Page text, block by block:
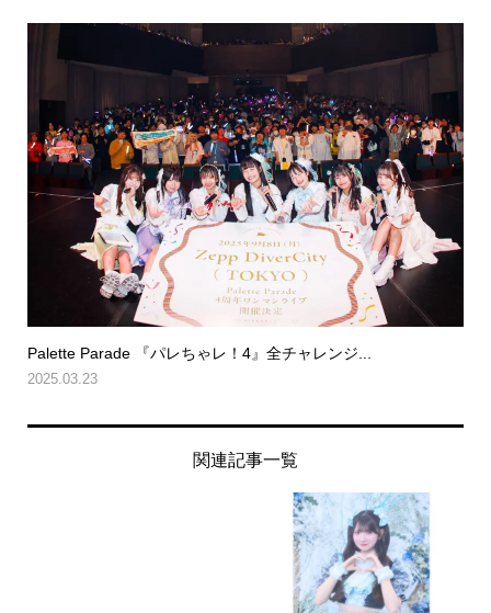
Palette Parade 『パレちゃレ！4』全チャレンジ...
2025.03.23
関連記事一覧